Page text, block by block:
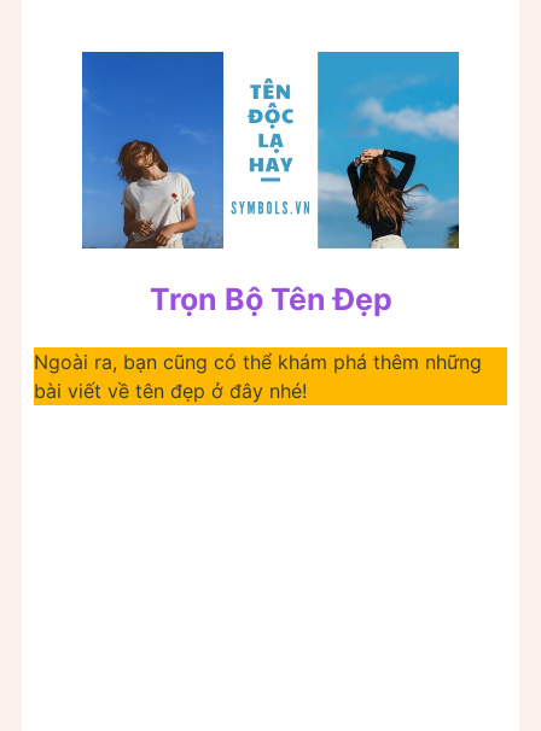
Trọn Bộ Tên Đẹp
Ngoài ra, bạn cũng có thể khám phá thêm những
bài viết về tên đẹp ở đây nhé!